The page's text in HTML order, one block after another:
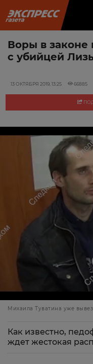
Воры в законе
с убийцей
13 ОКТЯБРЯ 2019, 13:25 66885
Михаила Туватина уже
Как известно,
ждет жестокая